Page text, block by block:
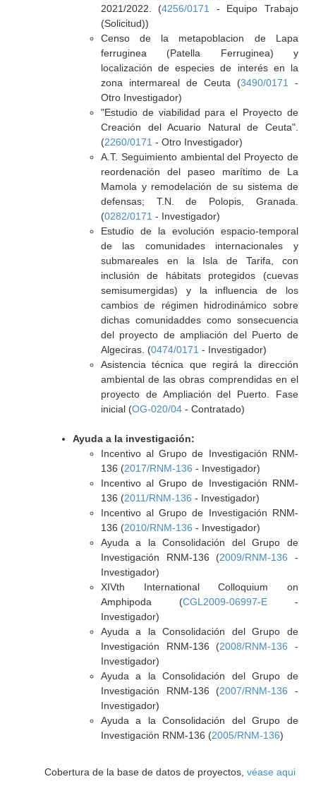
2021/2022. (4256/0171
- Equipo Trabajo
(Solicitud))
Censo de la metapoblacion de Lapa
ferruginea (Patella Ferruginea) y
localización de especies de interés en la
zona intermareal de Ceuta (3490/0171
-
Otro Investigador)
"Estudio de viabilidad para el Proyecto de
Creación del Acuario Natural de Ceuta".
(2260/0171 - Otro Investigador)
A.T. Seguimiento ambiental del Proyecto de
reordenación del paseo marítimo de La
Mamola y remodelación de su sistema de
defensas; T.N. de Polopis, Granada.
(0282/0171 - Investigador)
Estudio de la evolución espacio-temporal
de las comunidades internacionales y
submareales en la Isla de Tarifa, con
inclusión de hábitats protegidos (cuevas
semisumergidas) y la influencia de los
cambios de régimen hidrodinámico sobre
dichas comunidaddes como sonsecuencia
del proyecto de ampliación del Puerto de
Algeciras. (0474/0171 - Investigador)
Asistencia técnica que regirá la dirección
ambiental de las obras comprendidas en el
proyecto de Ampliación del Puerto. Fase
inicial (OG-020/04- Contratado)
Ayuda a la investigación:
Incentivo al Grupo de Investigación RNM-
136 (2017/RNM-136 - Investigador)
Incentivo al Grupo de Investigación RNM-
136 (2011/RNM-136 - Investigador)
Incentivo al Grupo de Investigación RNM-
136 (2010/RNM-136 - Investigador)
Ayuda a la Consolidación del Grupo de
Investigación RNM-136 (2009/RNM-136 -
Investigador)
XIVth International Colloquium on
Amphipoda (CGL2009-06997-E-
Investigador)
Ayuda a la Consolidación del Grupo de
Investigación RNM-136 (2008/RNM-136 -
Investigador)
Ayuda a la Consolidación del Grupo de
Investigación RNM-136 (2007/RNM-136 -
Investigador)
Ayuda a la Consolidación del Grupo de
Investigación RNM-136 (2005/RNM-136)
Cobertura de la base de datos de proyectos, véase aqui